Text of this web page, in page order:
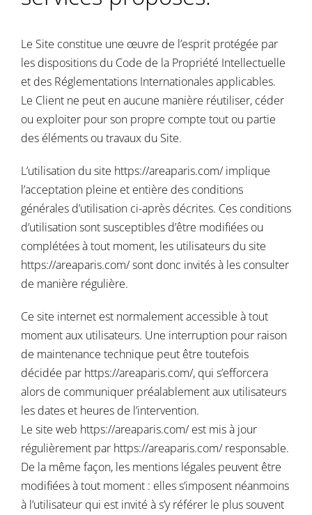
Le Site constitue une œuvre de l’esprit protégée par
les dispositions du Code de la Propriété Intellectuelle
et des Réglementations Internationales applicables.
Le Client ne peut en aucune manière réutiliser, céder
ou exploiter pour son propre compte tout ou partie
des éléments ou travaux du Site.
L’utilisation du site https://areaparis.com/implique
l’acceptation pleine et entière des conditions
générales d’utilisation ci-après décrites. Ces conditions
d’utilisation sont susceptibles d’être modifiées ou
complétées à tout moment, les utilisateurs du site
https://areaparis.com/sont donc invités à les consulter
de manière régulière.
Ce site internet est normalement accessible à tout
moment aux utilisateurs. Une interruption pour raison
de maintenance technique peut être toutefois
décidée par https://areaparis.com/, qui s’efforcera
alors de communiquer préalablement aux utilisateurs
les dates et heures de l’intervention.
Le site web https://areaparis.com/est mis à jour
régulièrement par https://areaparis.com/responsable.
De la même façon, les mentions légales peuvent être
modifiées à tout moment : elles s’imposent néanmoins
à l’utilisateur qui est invité à s’y référer le plus souvent